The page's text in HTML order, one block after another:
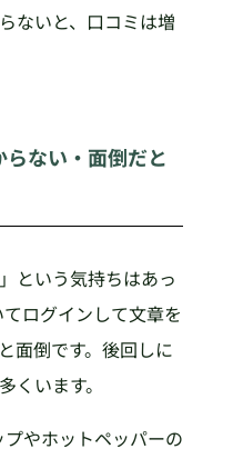
ないと、口コミは増
ない・面倒だと
という気持ちはあっ
ログインして文章を
面倒です。後回しに
くいます。
やホットペッパーの